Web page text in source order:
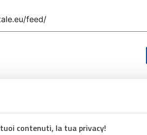
contenuti, la tua privacy!